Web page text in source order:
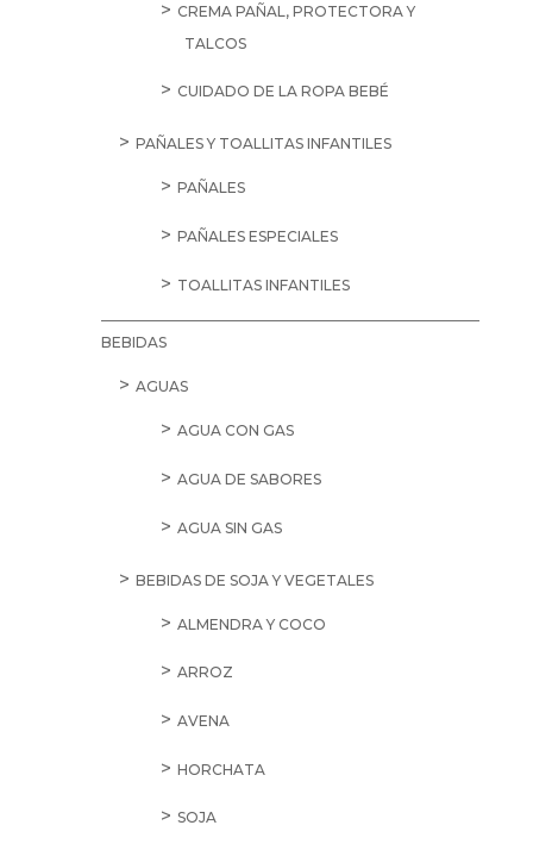
CREMA PAÑAL, PROTECTORA Y
TALCOS
CUIDADO DE LA ROPA BEBÉ
PAÑALES Y TOALLITAS INFANTILES
PAÑALES
PAÑALES ESPECIALES
TOALLITAS INFANTILES
BEBIDAS
AGUAS
AGUA CON GAS
AGUA DE SABORES
AGUA SIN GAS
BEBIDAS DE SOJA Y VEGETALES
ALMENDRA Y COCO
ARROZ
AVENA
HORCHATA
SOJA